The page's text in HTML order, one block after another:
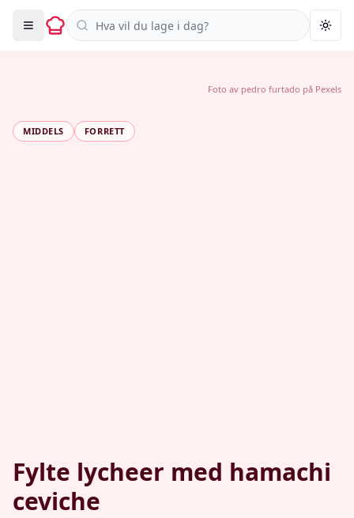
Søk i oppskrifter
MIDDELS FORRETT
Fylte lycheer med hamachi
ceviche
Foto av pedro furtado på Pexels